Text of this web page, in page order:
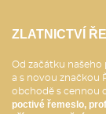
ZLATNICTVÍ
Od začátku
a s novou značkou
obchodě s cennou
poctivé řemeslo,